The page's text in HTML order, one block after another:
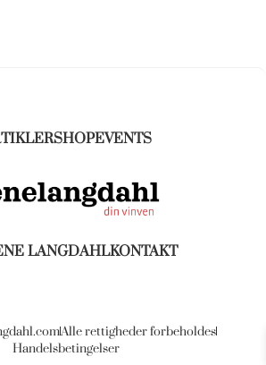
SHOPEVENTS
LANGDAHLKONTAKT
Alle rettigheder forbeholdes
Handelsbetingelser